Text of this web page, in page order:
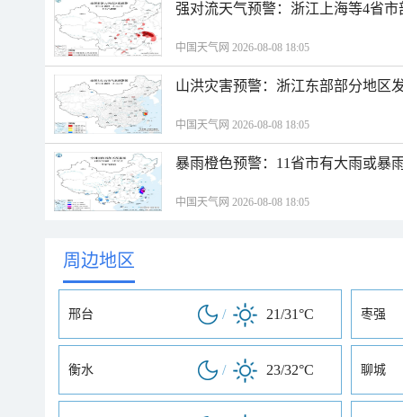
强对流天气预警：浙江上海等4省
中国天气网 2026-08-08 18:05
山洪灾害预警：浙江东部部分地区
中国天气网 2026-08-08 18:05
暴雨橙色预警：11省市有大雨或暴
中国天气网 2026-08-08 18:05
周边地区
邢台 / 21/31°C 枣强
衡水 / 23/32°C 聊城